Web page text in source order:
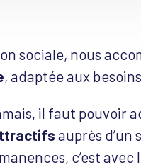
sociale, nous
, adaptée aux
il faut pouvoir
auprès
c’est